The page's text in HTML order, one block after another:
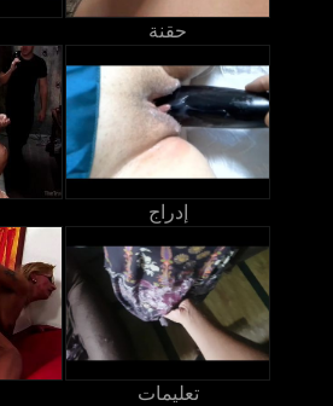
حقنة
إدراج
تعليمات